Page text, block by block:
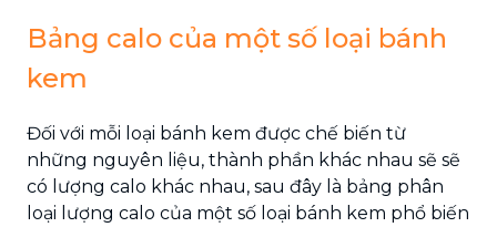
Bảng calo của một số loại bánh
kem
Đối với mỗi loại bánh kem được chế biến từ
những nguyên liệu, thành phần khác nhau sẽ sẽ
có lượng calo khác nhau, sau đây là bảng phân
loại lượng calo của một số loại bánh kem phổ biến